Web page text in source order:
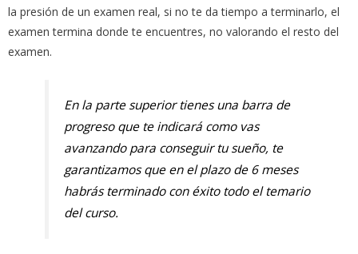
la presión de un examen real, si no te da tiempo a terminarlo, el
examen termina donde te encuentres, no valorando el resto del
examen.
En la parte superior tienes una barra de
progreso que te indicará como vas
avanzando para conseguir tu sueño, te
garantizamos que en el plazo de 6 meses
habrás terminado con éxito todo el temario
del curso.